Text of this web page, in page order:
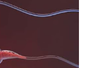
مختلفة من الوارثين،